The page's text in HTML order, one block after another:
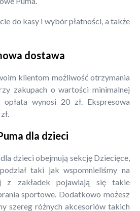
do kasy i wybór płatności, a także
dostawa
klientom możliwość otrzymania
zakupach o wartości minimalnej
opłata wynosi 20 zł. Ekspresowa
dla dzieci
dzieci obejmują sekcję Dziecięce,
taki jak wspomnieliśmy na
z zakładek pojawiają się takie
sportowe. Dodatkowo możesz
szereg różnych akcesoriów takich